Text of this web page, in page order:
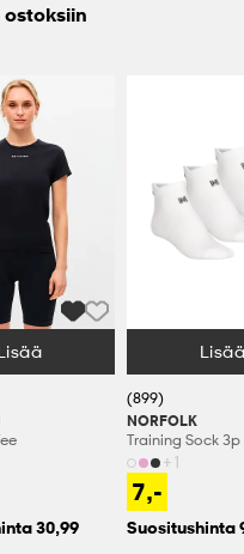
30,99
Valitse Koko
(899)
NORFOLK
Training Sock 3p
+1
7,-
Suositushinta